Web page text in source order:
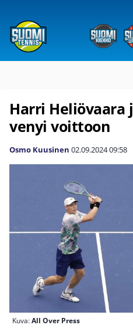
Harri Heliövaara
venyi voittoon
Osmo Kuusinen 02.09.202409:58
Kuva:All Over Press